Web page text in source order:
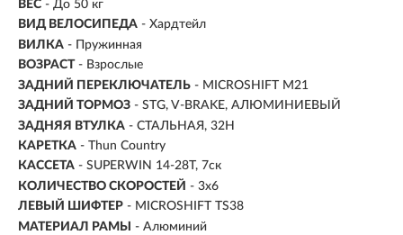
ВЕС - До 50 кг
ВИД ВЕЛОСИПЕДА - Хардтейл
ВИЛКА - Пружинная
ВОЗРАСТ - Взрослые
ЗАДНИЙ ПЕРЕКЛЮЧАТЕЛЬ - MICROSHIFT M21
ЗАДНИЙ ТОРМОЗ - STG, V-BRAKE, АЛЮМИНИЕВЫЙ
ЗАДНЯЯ ВТУЛКА - СТАЛЬНАЯ, 32H
КАРЕТКА - Thun Country
КАССЕТА - SUPERWIN 14-28T, 7ск
КОЛИЧЕСТВО СКОРОСТЕЙ - 3x6
ЛЕВЫЙ ШИФТЕР - MICROSHIFT TS38
МАТЕРИАЛ РАМЫ
- Алюминий